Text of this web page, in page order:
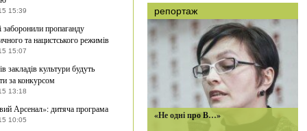
15:39
заборонили пропаганду
та нацистського режимів
15:07
закладів культури будуть
за конкурсом
13:18
Арсенал»: дитяча програма
10:05
репортаж
«Не одні про В…»